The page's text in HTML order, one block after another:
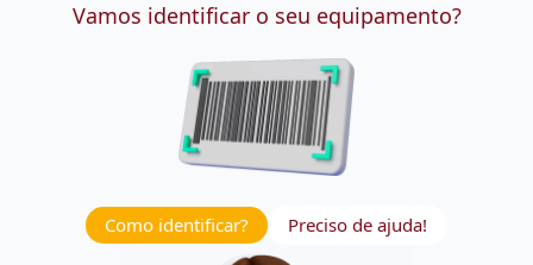
Vamos identificar o seu equipamento?
Como identificar? Preciso de ajuda!